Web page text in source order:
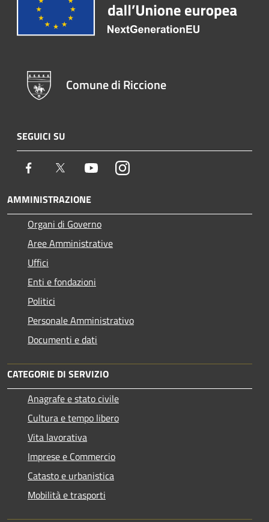
Comune di Riccione
SEGUICI SU
Facebook Twitter YoutubeInstagram
AMMINISTRAZIONE
Organi di Governo
Aree Amministrative
Uffici
Enti e fondazioni
Politici
Personale Amministrativo
Documenti e dati
CATEGORIE DI SERVIZIO
Anagrafe e stato civile
Cultura e tempo libero
Vita lavorativa
Imprese e Commercio
Catasto e urbanistica
Mobilità e trasporti